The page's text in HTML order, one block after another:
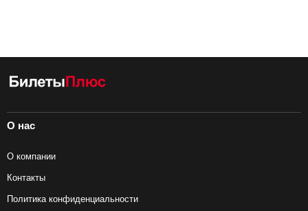
О нас
О компании
Контакты
Политика конфиденциальности